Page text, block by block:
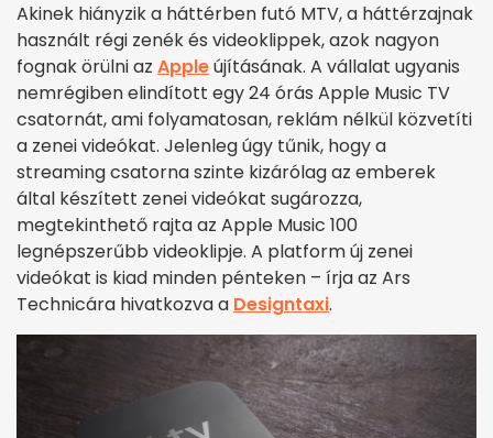
Akinek hiányzik a háttérben futó MTV, a háttérzajnak
használt régi zenék és videoklippek, azok nagyon
fognak örülni az Appleújításának. A vállalat ugyanis
nemrégiben elindított egy 24 órás Apple Music TV
csatornát, ami folyamatosan, reklám nélkül közvetíti
a zenei videókat. Jelenleg úgy tűnik, hogy a
streaming csatorna szinte kizárólag az emberek
által készített zenei videókat sugározza,
megtekinthető rajta az Apple Music 100
legnépszerűbb videoklipje. A platform új zenei
videókat is kiad minden pénteken – írja az Ars
Technicára hivatkozva a Designtaxi.